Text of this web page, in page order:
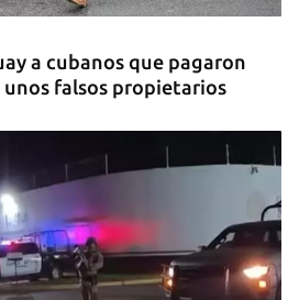
a cubanos que pagaron
unos falsos propietarios